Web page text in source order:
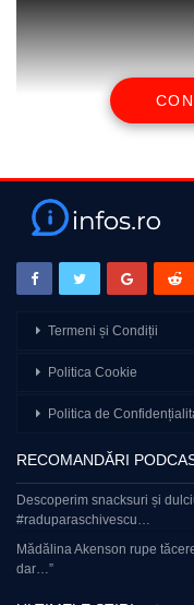
Marius Tucă Show –
🔔Alătură-te acestui
8ca9ssR0bQ/join
Urmărește-ne pe:
🔛 Instagram – https://
🔛 Tik Tok – https://
🔔 Abonează-te pentru
source
Termeni și Condiții
Politica Cookie
Politica de
RECOMANDĂRI
Descoperim snacksuri și
#raduparaschivescu…
Mădălina Akenson rupe
dar…”